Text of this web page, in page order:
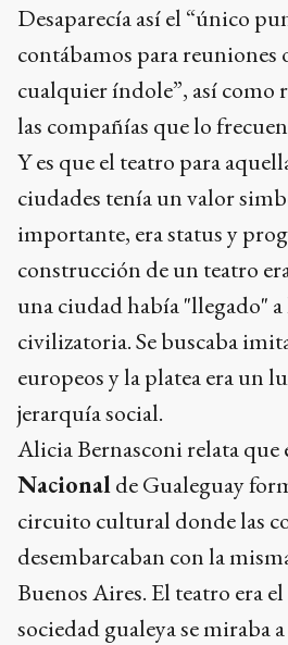
Desaparecía así el “único
contábamos para reuniones
cualquier índole”, así como
las compañías que lo
Y es que el teatro para
ciudades tenía un valor
importante, era status y
construcción de un teatro
una ciudad había "llegado"
civilizatoria. Se buscaba
europeos y la platea era un
jerarquía social.
Alicia Bernasconi relata que
Nacionalde Gualeguay
circuito cultural donde las
desembarcaban con la
Buenos Aires. El teatro era
sociedad gualeya se miraba